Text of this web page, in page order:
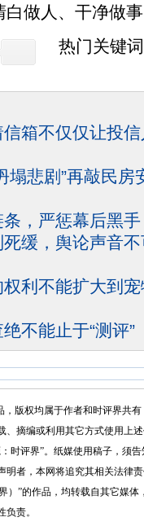
白做人、干净做
热门关键
箱不仅仅让投
塌悲剧”再敲民房
，严惩幕后黑手
缓，舆论声音
利不能扩大到
不能止于“测评”
版权均属于作者和时评界共有
、摘编或利用其它方式使用上
时评界”。纸媒使用稿子，须
明者，本网将追究其相关法律
”的作品，均转载自其它媒体
责。